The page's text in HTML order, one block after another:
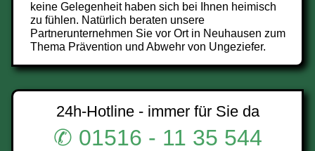
keine Gelegenheit haben sich bei Ihnen heimisch
zu fühlen. Natürlich beraten unsere
Partnerunternehmen Sie vor Ort in Neuhausen zum
Thema Prävention und Abwehr von Ungeziefer.
24h-Hotline - immer für Sie da
✆ 01516 - 11 35 544